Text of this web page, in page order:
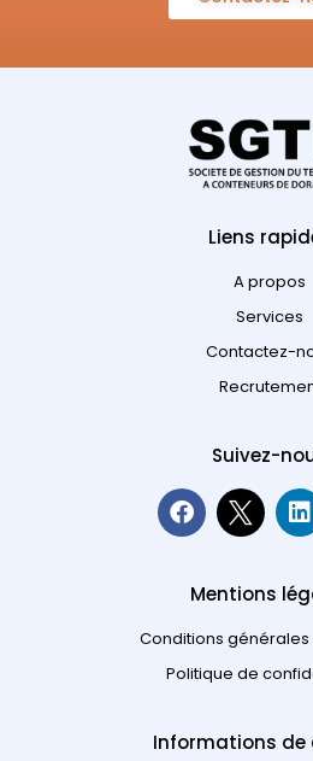
Liens
A propos
Services
Contactez-
Suivez-
Mentions
Conditions générales
Politique de
Informations